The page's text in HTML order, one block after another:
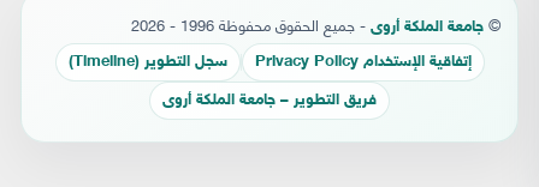
© جامعة الملكة أروى - جميع الحقوق محفوظة 1996 - 2026
إتفاقية الإستخدام Privacy Policy سجل التطوير (Timeline)
فريق التطوير – جامعة الملكة أروى